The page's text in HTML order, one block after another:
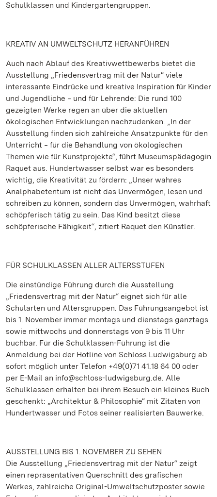
Schulklassen und Kindergartengruppen.
KREATIV AN UMWELTSCHUTZ HERANFÜHREN
Auch nach Ablauf des Kreativwettbewerbs bietet die
Ausstellung „Friedensvertrag mit der Natur“ viele
interessante Eindrücke und kreative Inspiration für Kinder
und Jugendliche ‒ und für Lehrende: Die rund 100
gezeigten Werke regen an über die aktuellen
ökologischen Entwicklungen nachzudenken. „In der
Ausstellung finden sich zahlreiche Ansatzpunkte für den
Unterricht ‒ für die Behandlung von ökologischen
Themen wie für Kunstprojekte“, führt Museumspädagogin
Raquet aus. Hundertwasser selbst war es besonders
wichtig, die Kreativität zu fördern: „Unser wahres
Analphabetentum ist nicht das Unvermögen, lesen und
schreiben zu können, sondern das Unvermögen, wahrhaft
schöpferisch tätig zu sein. Das Kind besitzt diese
schöpferische Fähigkeit“, zitiert Raquet den Künstler.
FÜR SCHULKLASSEN ALLER ALTERSSTUFEN
Die einstündige Führung durch die Ausstellung
„Friedensvertrag mit der Natur“ eignet sich für alle
Schularten und Altersgruppen. Das Führungsangebot ist
bis 1. November immer montags und dienstags ganztags
sowie mittwochs und donnerstags von 9 bis 11 Uhr
buchbar. Für die Schulklassen-Führung ist die
Anmeldung bei der Hotline von Schloss Ludwigsburg ab
sofort möglich unter Telefon +49(0)71 41.18 64 00 oder
per E-Mail an info@schloss-ludwigsburg.de. Alle
Schulklassen erhalten bei ihrem Besuch ein kleines Buch
geschenkt: „Architektur & Philosophie“ mit Zitaten von
Hundertwasser und Fotos seiner realisierten Bauwerke.
AUSSTELLUNG BIS 1. NOVEMBER ZU SEHEN
Die Ausstellung „Friedensvertrag mit der Natur“ zeigt
einen repräsentativen Querschnitt des grafischen
Werkes, zahlreiche Original-Umweltschutzposter sowie